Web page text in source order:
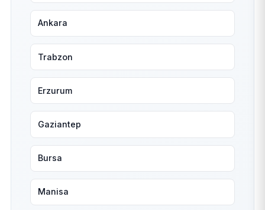
Ankara
Trabzon
Erzurum
Gaziantep
Bursa
Manisa